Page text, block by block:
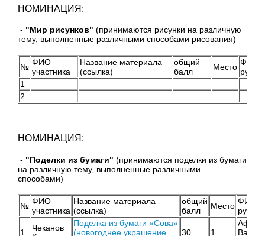
НОМИНАЦИЯ:
- "Мир рисунков" (принимаются рисунки на различную
тему, выполненные различными способами рисования)
№ ФИО
участника
Название материала
(ссылка)
общий
балл
Место ФИО
1
2
НОМИНАЦИЯ:
- "Поделки из бумаги" (принимаются поделки из бумаги
на различную тему, выполненные различными
способами)
№ ФИО
участника
Название материала
(ссылка)
общий
балл
Место ФИО
1
Чеканов
Поделка из бумаги «Сова»
(новогоднее украшение
30 1